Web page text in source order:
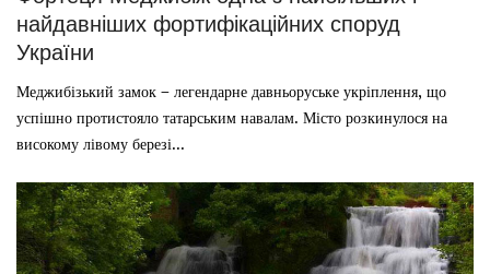
найдавніших фортифікаційних споруд
України
Меджибізький замок – легендарне давньоруське укріплення, що
успішно протистояло татарським навалам. Місто розкинулося на
високому лівому березі...